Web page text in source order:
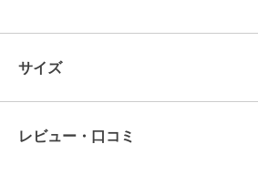
カラー
サイズ
レビュー・口コミ